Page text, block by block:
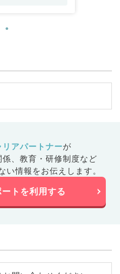
アパートナーが
、 教育・研修制度など
い情報をお伝えします。
トを利用する